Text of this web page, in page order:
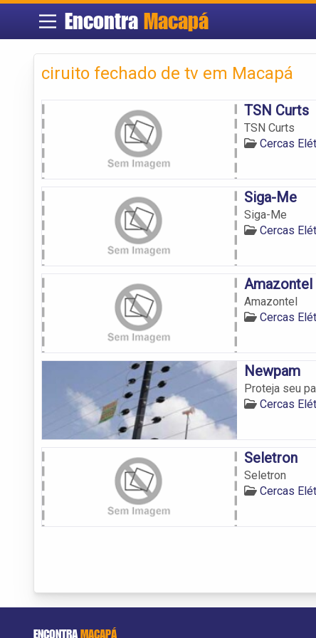
Encontra Macapá
ciruito fechado de tv em Macapá
TSN Curts
TSN Curts
Cercas
Siga-Me
Siga-Me
Cercas
Amazontel
Amazontel
Cercas
Newpam
Proteja seu
Cercas
Seletron
Seletron
Cercas
ENCONTRAMACAPÁ